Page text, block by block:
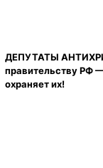
ДЕПУТАТЫ
правительству РФ
охраняет их!